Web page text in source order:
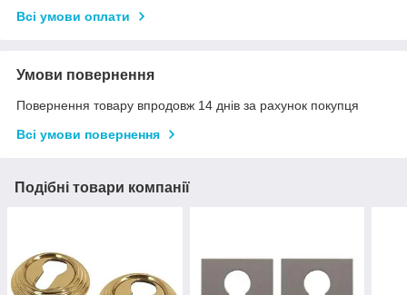
Всі умови оплати
Умови повернення
Повернення товару впродовж 14 днів за рахунок покупця
Всі умови повернення
Подібні товари компанії